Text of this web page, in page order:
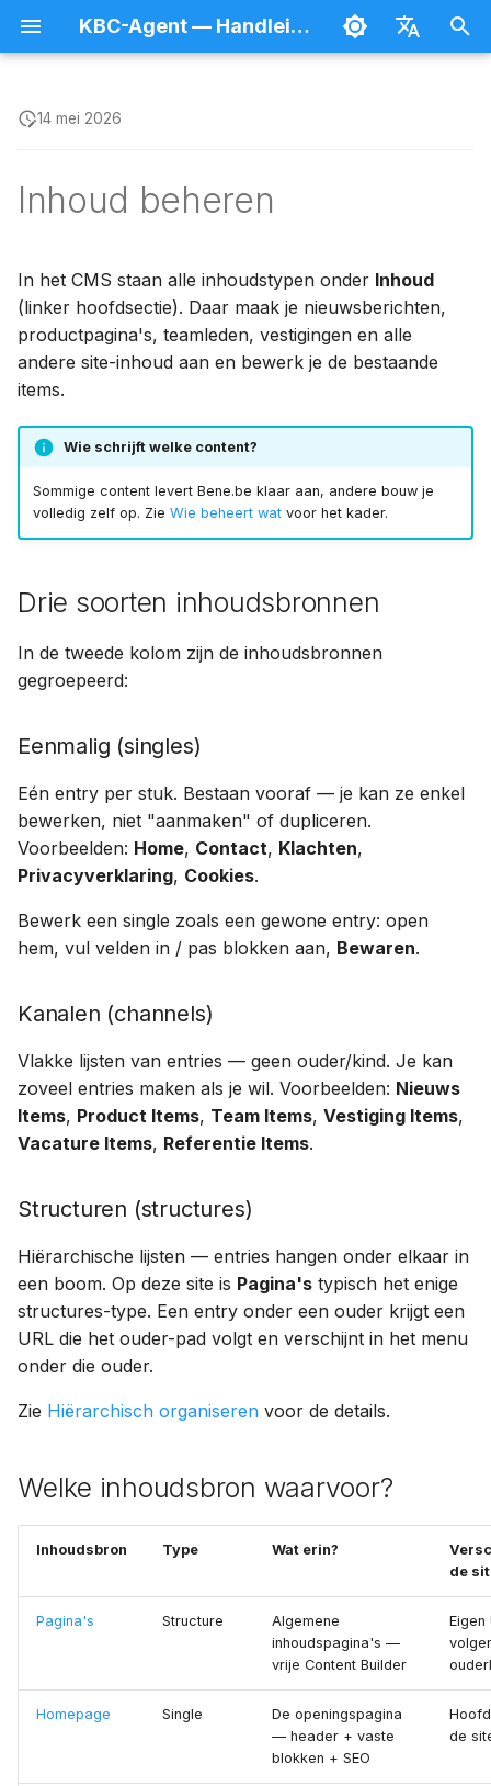
KBC-Agent — Handleiding
o
k
n
i
n
i
t
i
e
e
n
Je gebruikersprofiel
Wie beheert wat
Gebruikers beheren
Bezoekersstatistieken
Preview
Hiërarchisch organiseren
Vertalen
Plannen
Archiveren of verwijderen
SEO per pagina
Beeld en media
Gestructureerde data
Verwijzingen en
collecties
Wrappers
Afspraken
Breaking News
Cookies-banner
Forms
14 mei 2026
Inhoud beheren
In het CMS staan alle inhoudstypen onder Inhoud
(linker hoofdsectie). Daar maak je nieuwsberichten,
productpagina's, teamleden, vestigingen en alle
andere site-inhoud aan en bewerk je de bestaande
items.
Wie schrijft welke content?
Sommige content levert Bene.be klaar aan, andere bouw je
volledig zelf op. Zie Wie beheert watvoor het kader.
Drie soorten inhoudsbronnen
In de tweede kolom zijn de inhoudsbronnen
gegroepeerd:
Eenmalig (singles)
Eén entry per stuk. Bestaan vooraf — je kan ze enkel
bewerken, niet "aanmaken" of dupliceren.
Voorbeelden: Home, Contact, Klachten,
Privacyverklaring, Cookies.
Bewerk een single zoals een gewone entry: open
hem, vul velden in / pas blokken aan, Bewaren.
Kanalen (channels)
Vlakke lijsten van entries — geen ouder/kind. Je kan
zoveel entries maken als je wil. Voorbeelden: Nieuws
Items, Product Items, Team Items, Vestiging Items,
Vacature Items, Referentie Items.
Structuren (structures)
Hiërarchische lijsten — entries hangen onder elkaar in
een boom. Op deze site is Pagina's typisch het enige
structures-type. Een entry onder een ouder krijgt een
URL die het ouder-pad volgt en verschijnt in het menu
onder die ouder.
Zie Hiërarchisch organiseren voor de details.
Welke inhoudsbron waarvoor?
Inhoudsbron Type Wat erin?
de
Pagina's Structure
Algemene
inhoudspagina's —
vrije Content Builder
Eigen
Homepage Single
De openingspagina
— header + vaste
blokken + SEO
de